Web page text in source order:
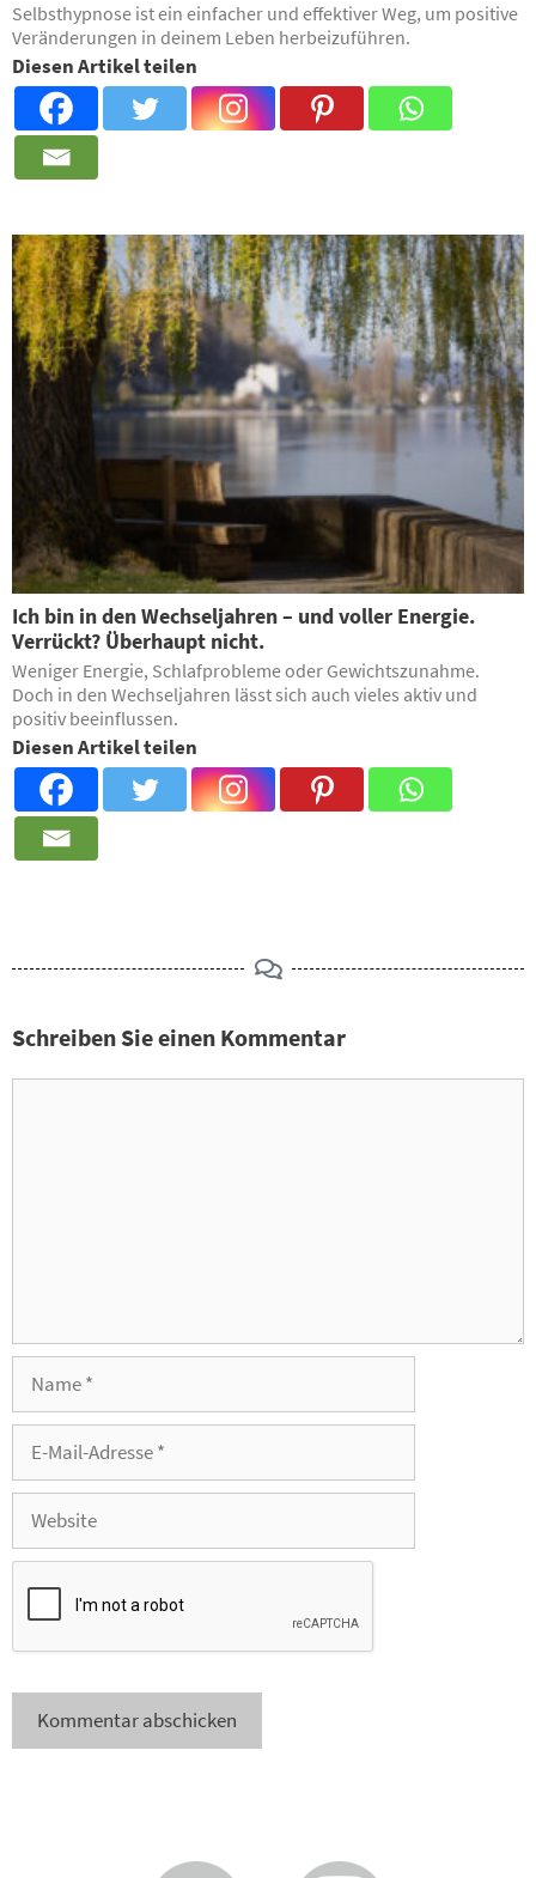
Selbsthypnose ist ein einfacher und effektiver Weg, um positive
Veränderungen in deinem Leben herbeizuführen.
Diesen Artikel teilen
Ich bin in den Wechseljahren – und voller Energie.
Verrückt? Überhaupt nicht.
Weniger Energie, Schlafprobleme oder Gewichtszunahme.
Doch in den Wechseljahren lässt sich auch vieles aktiv und
positiv beeinflussen.
Diesen Artikel teilen
Schreiben Sie einen Kommentar